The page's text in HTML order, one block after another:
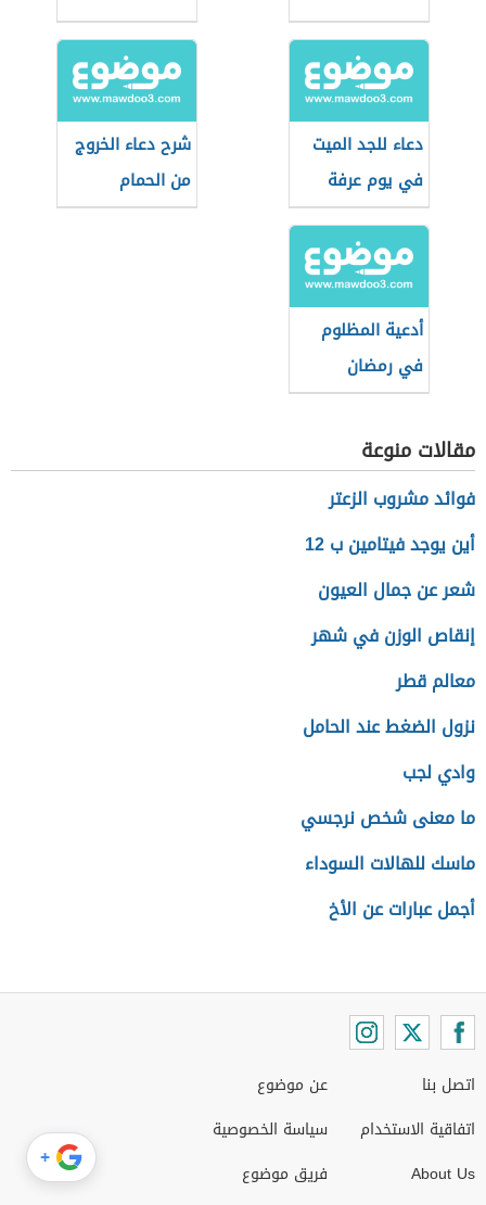
دعاء للجد الميت
في يوم عرفة
شرح دعاء الخروج
من الحمام
للأطفال
أدعية المظلوم
في رمضان
مقالات منوعة
فوائد مشروب الزعتر
أين يوجد فيتامين ب 12
شعر عن جمال العيون
إنقاص الوزن في شهر
معالم قطر
نزول الضغط عند الحامل
وادي لجب
ما معنى شخص نرجسي
ماسك للهالات السوداء
أجمل عبارات عن الأخ
اتصل بنا
اتفاقية الاستخدام
About Us
عن موضوع
سياسة الخصوصية
فريق موضوع
+